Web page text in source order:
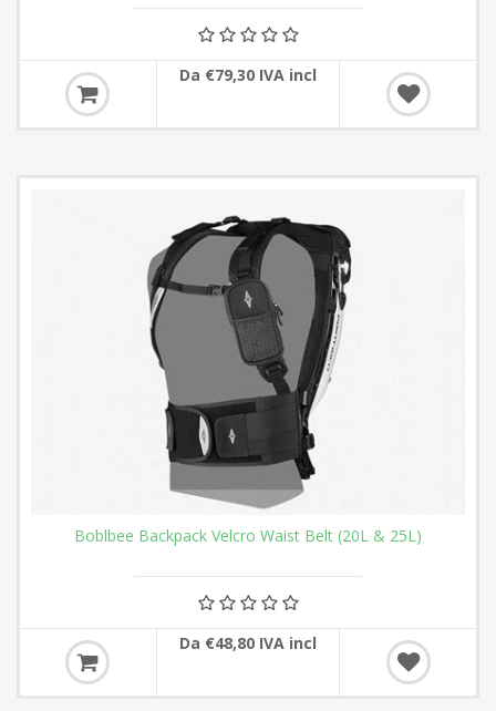
Da €79,30 IVA incl
Boblbee Backpack Velcro Waist Belt (20L & 25L)
Da €48,80 IVA incl